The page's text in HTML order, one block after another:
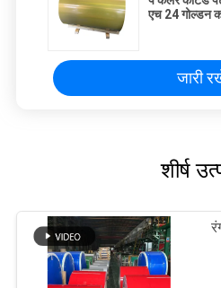
एच 24 गोल्डन
जारी
शीर्ष